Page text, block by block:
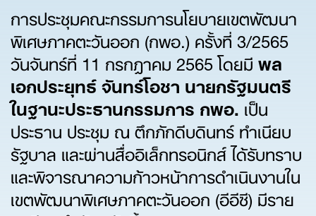
การประชุมคณะกรรมการนโยบายเขตพัฒนา
พิเศษภาคตะวันออก (กพอ.) ครั้งที่ 3/2565
วันจันทร์ที่ 11 กรกฎาคม 2565 โดยมีพล
เอกประยุทธ์ จันทร์โอชา นายกรัฐมนตรี
ในฐานะประธานกรรมการ กพอ.เป็น
ประธาน ประชุม ณ ตึกภักดีบดินทร์ ทำเนียบ
รัฐบาล และผ่านสื่ออิเล็กทรอนิกส์ ได้รับทราบ
และพิจารณาความก้าวหน้าการดำเนินงานใน
เขตพัฒนาพิเศษภาคตะวันออก (อีอีซี) มีราย